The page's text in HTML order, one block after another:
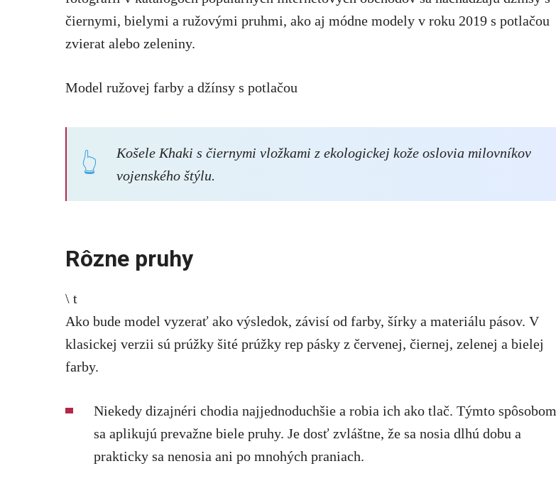
čiernymi, bielymi a ružovými pruhmi, ako aj módne modely v roku 2019 s potlačou
zvierat alebo zeleniny.
Model ružovej farby a džínsy s potlačou
Košele Khaki s čiernymi vložkami z ekologickej kože oslovia milovníkov
vojenského štýlu.
Rôzne pruhy
\ t
Ako bude model vyzerať ako výsledok, závisí od farby, šírky a materiálu pásov. V
klasickej verzii sú prúžky šité prúžky rep pásky z červenej, čiernej, zelenej a bielej
farby.
Niekedy dizajnéri chodia najjednoduchšie a robia ich ako tlač. Týmto spôsobom
sa aplikujú prevažne biele pruhy. Je dosť zvláštne, že sa nosia dlhú dobu a
prakticky sa nenosia ani po mnohých praniach.